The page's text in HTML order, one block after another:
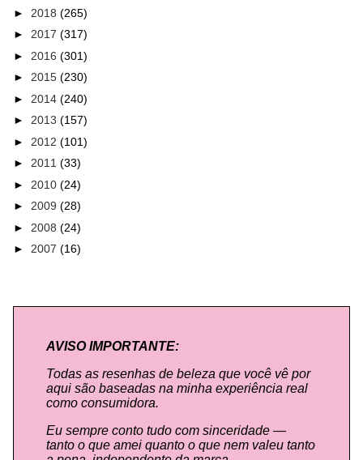
► 2018 (265)
► 2017 (317)
► 2016 (301)
► 2015 (230)
► 2014 (240)
► 2013 (157)
► 2012 (101)
► 2011 (33)
► 2010 (24)
► 2009 (28)
► 2008 (24)
► 2007 (16)
AVISO IMPORTANTE:
Todas as resenhas de beleza que você vê por
aqui são baseadas na minha experiência real
como consumidora.
Eu sempre conto tudo com sinceridade —
tanto o que amei quanto o que nem valeu tanto